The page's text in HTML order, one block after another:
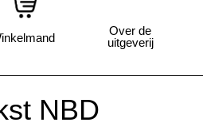
Over de
uitgeverij
NBD